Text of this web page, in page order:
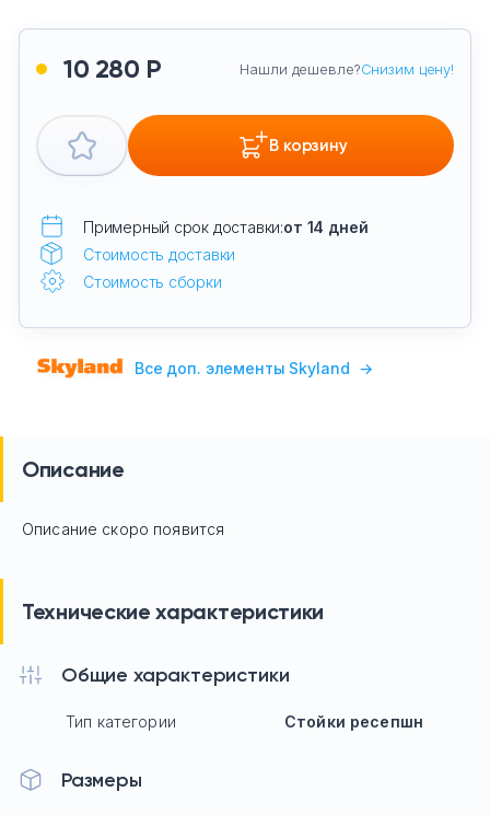
10 280 Р Нашли дешевле?Снизим цену!
В корзину
Примерный срок доставки:от 14 дней
Стоимость доставки
Стоимость сборки
Все доп. элементы Skyland →
Описание
Описание скоро появится
Технические характеристики
Общие характеристики
Тип категории Стойки ресепшн
Размеры